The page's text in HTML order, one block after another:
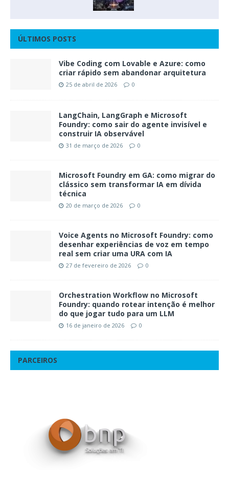
ÚLTIMOS POSTS
Vibe Coding com Lovable e Azure: como
criar rápido sem abandonar arquitetura
25 de abril de 2026 0
LangChain, LangGraph e Microsoft
Foundry: como sair do agente invisível e
construir IA observável
31 de março de 2026 0
Microsoft Foundry em GA: como migrar do
clássico sem transformar IA em dívida
técnica
20 de março de 2026 0
Voice Agents no Microsoft Foundry: como
desenhar experiências de voz em tempo
real sem criar uma URA com IA
27 de fevereiro de 2026 0
Orchestration Workflow no Microsoft
Foundry: quando rotear intenção é melhor
do que jogar tudo para um LLM
16 de janeiro de 2026 0
PARCEIROS